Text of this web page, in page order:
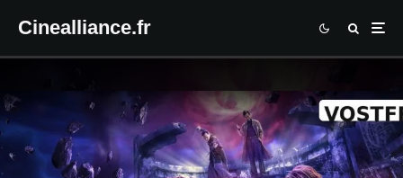
Cinealliance.fr